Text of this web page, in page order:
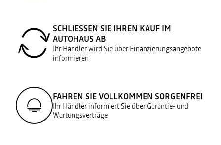
SCHLIESSEN SIE IHREN KAUF IM A
UTOHAUS AB
Ihr Händler wird Sie über Finanzierungsangebote
informieren
FAHREN SIE VOLLKOMMEN SORGENFREI
Ihr Händler informiert Sie über Garantie- und
Wartungsverträge